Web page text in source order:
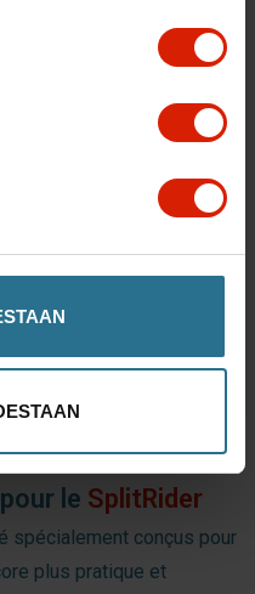
le SplitRider
spécialement conçus pour
plus pratique et